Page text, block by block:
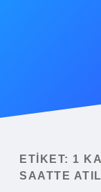
Yasal Uyarı
ETIKET: 1
SAATTE